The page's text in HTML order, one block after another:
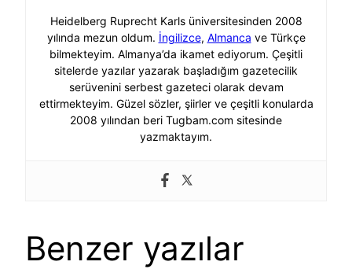
Heidelberg Ruprecht Karls üniversitesinden 2008
yılında mezun oldum. İngilizce, Almanca ve Türkçe
bilmekteyim. Almanya’da ikamet ediyorum. Çeşitli
sitelerde yazılar yazarak başladığım gazetecilik
serüvenini serbest gazeteci olarak devam
ettirmekteyim. Güzel sözler, şiirler ve çeşitli konularda
2008 yılından beri Tugbam.com sitesinde
yazmaktayım.
Benzer yazılar